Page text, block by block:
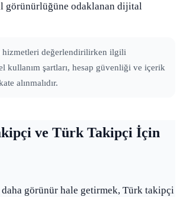
görünürlüğüne odaklanan dijital
hizmetleri değerlendirilirken ilgili
kullanım şartları, hesap güvenliği ve içerik
alınmalıdır.
ve Türk Takipçi İçin
daha görünür hale getirmek, Türk takipçi